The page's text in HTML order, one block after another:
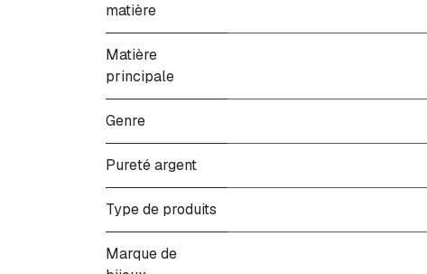
matière
Matière
principale
Genre
Pureté argent
Type de produits
Marque de